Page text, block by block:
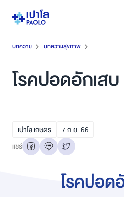
บทความ บทความสุขภาพ
โรคปอดอักเสบ
เปาโล เกษตร 7ก.ย.66
แชร์
โรคปอด